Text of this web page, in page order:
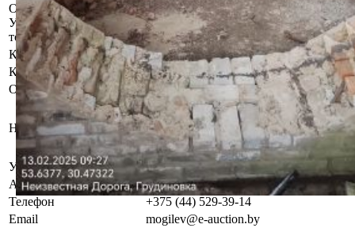
Осмотр объекта
Участник электронных торгов обязан до начала электронных
торгов осмотреть предмет торгов ( п.2.4.3 Регламента)
Контактное лицо
Специалисты по продаже
Контакты
+375445293914
Организатор/оператор торгов
Наименование
Могилевский филиал
республиканского унитарного
предприятия по оказанию услуг
«БелЮрОбеспечение»
УНП
192821149
Адрес
г. Могилев, ул. Кулибина, дом 23
Телефон
+375 (44) 529-39-14
Email
mogilev@e-auction.by